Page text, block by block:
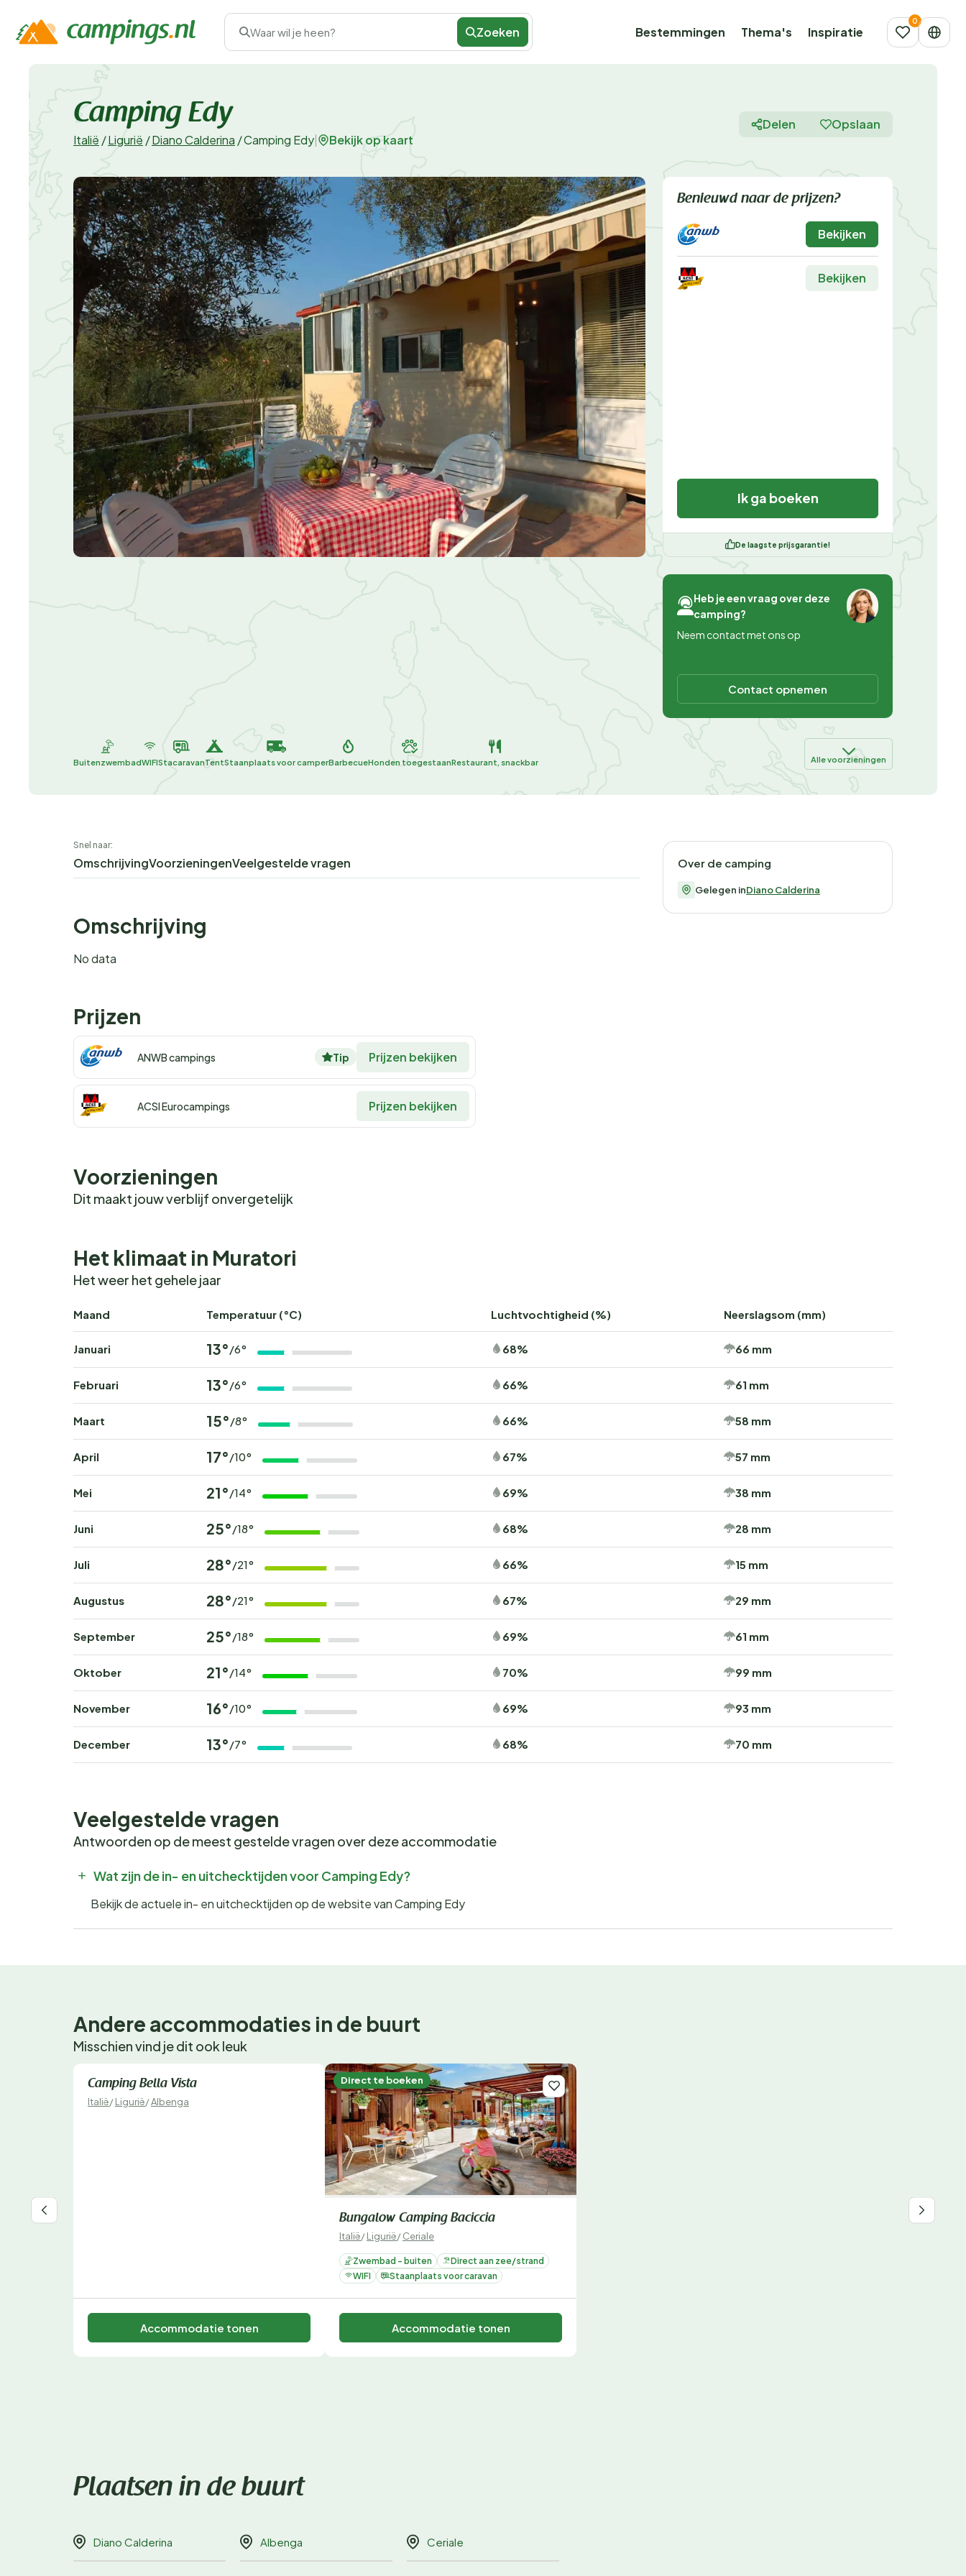
Waar wil je heen? Zoeken Bestemmingen Thema's Inspiratie
Camping Edy
Italië /Ligurië /Diano Calderina /Camping Edy Bekijk op kaart
Delen Opslaan
Benieuwd naar de prijzen?
Bekijken
Bekijken
Ik ga boeken
De laagste prijsgarantie!
Heb je een vraag over deze
camping?
Neem contact met ons op
Contact opnemen
BuitenzwembadWIFIStacaravanTentStaanplaats voor camperBarbecueHonden toegestaanRestaurant, snackbar Alle voorzieningen
Snel naar:
OmschrijvingVoorzieningenVeelgestelde vragen
Omschrijving
No data
Over de camping
Gelegen inDiano Calderina
Prijzen
ANWB campings Tip Prijzen bekijken
ACSI Eurocampings Prijzen bekijken
Voorzieningen
Dit maakt jouw verblijf onvergetelijk
Het klimaat in Muratori
Het weer het gehele jaar
Maand Temperatuur (°C) Luchtvochtigheid (%) Neerslagsom (mm)
Januari 13°/6° 68% 66 mm
Februari 13°/6° 66% 61 mm
Maart 15°/8° 66% 58 mm
April 17°/10° 67% 57 mm
Mei 21°/14° 69% 38 mm
Juni 25°/18° 68% 28 mm
Juli 28°/21° 66% 15 mm
Augustus 28°/21° 67% 29 mm
September 25°/18° 69% 61 mm
Oktober 21°/14° 70% 99 mm
November 16°/10° 69% 93 mm
December 13°/7° 68% 70 mm
Veelgestelde vragen
Antwoorden op de meest gestelde vragen over deze accommodatie
Wat zijn de in- en uitchecktijden voor Camping Edy?
Bekijk de actuele in- en uitchecktijden op de website van Camping Edy
Andere accommodaties in de buurt
Misschien vind je dit ook leuk
Direct te boeken
Camping Bella Vista
Italië/Ligurië/Albenga
Accommodatie tonen
Direct te boeken
Bungalow Camping Baciccia
Italië/Ligurië/Ceriale
Zwembad - buiten
Direct aan zee/strand
WIFI
Staanplaats voor caravan
Accommodatie tonen
Plaatsen in de buurt
Diano Calderina Albenga Ceriale